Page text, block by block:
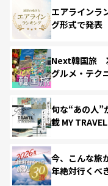
エアラインラ
グ形式で発表
Next韓国旅
グルメ・テク
旬な“あの人”
載 MY
今、こんな旅
年絶対行くべ